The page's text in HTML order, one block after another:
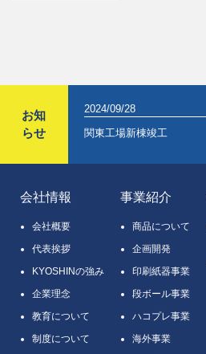
お知
らせ
フレッシュ
2024/09/28
関東工場新棟竣工
会社情報
会社概要
代表挨拶
KYOSHINの強み
企業理念
教育について
制度について
事業紹介
商品について
企画開発
印刷紙器事業
段ボール事業
ハコプレ事業
海外事業